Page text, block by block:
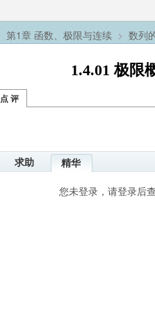
第1章 函数、极限与连续 > 数列
1.4.01 极限
点 评
求助 精华
您未登录，请登录后